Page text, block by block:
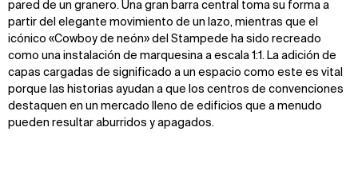
pared de un granero. Una gran barra central toma su forma a
partir del elegante movimiento de un lazo, mientras que el
icónico «Cowboy de neón» del Stampede ha sido recreado
como una instalación de marquesina a escala 1:1. La adición de
capas cargadas de significado a un espacio como este es vital
porque las historias ayudan a que los centros de convenciones
destaquen en un mercado lleno de edificios que a menudo
pueden resultar aburridos y apagados.